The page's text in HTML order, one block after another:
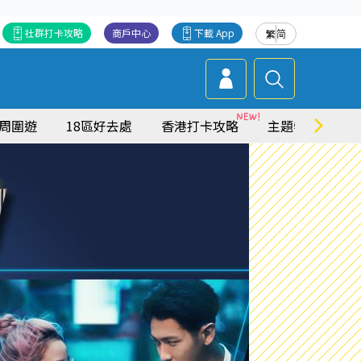
繁简
下載 App
商戶中心
社群打卡攻略
圍遊 18區好去處 香港打卡攻略 主題特集